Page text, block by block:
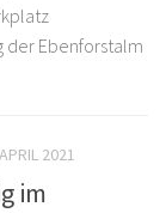
der Ebenforstalm
2021
im